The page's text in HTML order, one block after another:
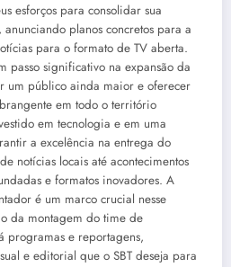
esforços para consolidar sua
planos concretos para a
para o formato de TV aberta.
passo significativo na expansão da
um público ainda maior e oferecer
em todo o território
em tecnologia e em uma
a excelência na entrega do
notícias locais até acontecimentos
e formatos inovadores. A
é um marco crucial nesse
da montagem do time de
programas e reportagens,
e editorial que o SBT deseja para